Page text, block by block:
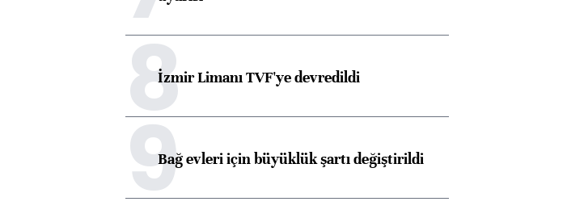
8İzmir Limanı TVF'ye devredildi
9Bağ evleri için büyüklük şartı değiştirildi